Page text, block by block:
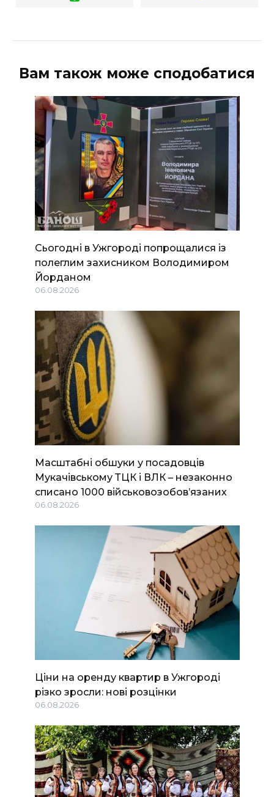
Вам також може сподобатися
Сьогодні в Ужгороді попрощалися із
полеглим захисником Володимиром
Йорданом
06.08.2026
Масштабні обшуки у посадовців
Мукачівському ТЦК і ВЛК – незаконно
списано 1000 військовозобов’язаних
06.08.2026
Ціни на оренду квартир в Ужгороді
різко зросли: нові розцінки
06.08.2026